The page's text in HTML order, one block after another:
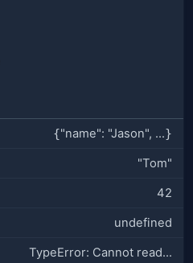
{"name": "Jason", ...}
"Tom"
42
undefined
TypeError: Cannot read...